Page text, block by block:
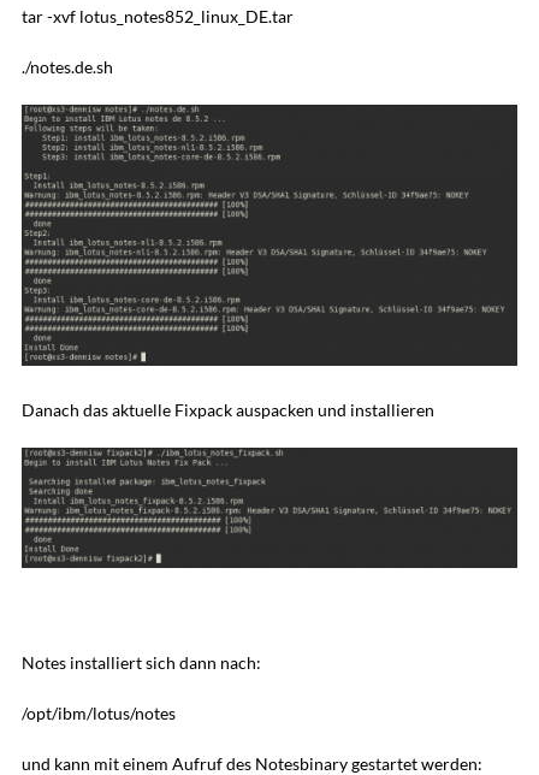
tar -xvf lotus_notes852_linux_DE.tar
./notes.de.sh
Danach das aktuelle Fixpack auspacken und installieren
Notes installiert sich dann nach:
/opt/ibm/lotus/notes
und kann mit einem Aufruf des Notesbinary gestartet werden: